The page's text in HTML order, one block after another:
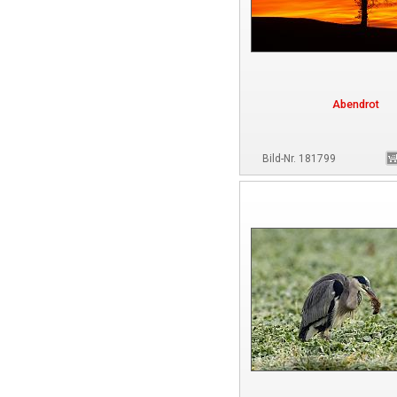
Abendrot
Bild-Nr. 181799